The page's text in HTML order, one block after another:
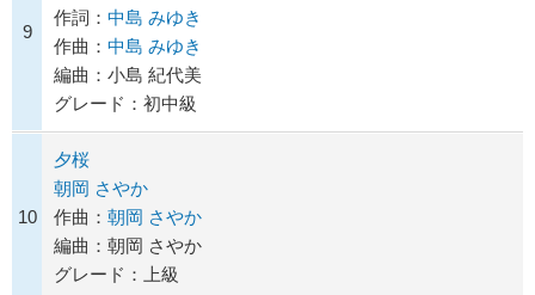
9
作詞： 中島 みゆき
作曲： 中島 みゆき
編曲：小島 紀代美
グレード：初中級
10
夕桜
朝岡 さやか
作曲： 朝岡 さやか
編曲：朝岡 さやか
グレード：上級